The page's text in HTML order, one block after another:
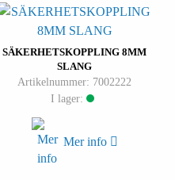
SÄKERHETSKOPPLING 8MM
SLANG
Artikelnummer: 7002222
I lager:
Mer info